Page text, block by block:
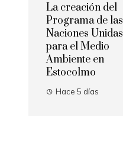
La creación del
Programa de las
Naciones Unidas
para el Medio
Ambiente en
Estocolmo
Hace 5 días